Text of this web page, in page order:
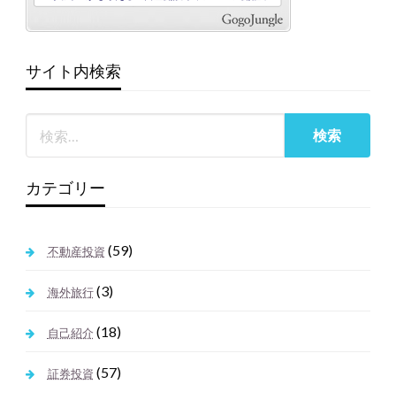
サイト内検索
カテゴリー
不動産投資 (59)
海外旅行(3)
自己紹介 (18)
証券投資 (57)